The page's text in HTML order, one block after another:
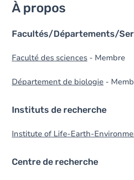
À propos
Facultés/Départements/
Faculté des sciences - Membre
Département de biologie -
Instituts de recherche
Institute of Life-Earth-
Centre de recherche